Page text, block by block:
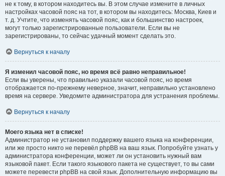
не к тому, в котором находитесь вы. В этом случае измените в личных
настройках часовой пояс на тот, в котором вы находитесь: Москва, Киев и
т. д. Учтите, что изменять часовой пояс, как и большинство настроек,
могут только зарегистрированные пользователи. Если вы не
зарегистрированы, то сейчас удачный момент сделать это.
Вернуться к началу
Я изменил часовой пояс, но время всё равно неправильное!
Если вы уверены, что правильно указали часовой пояс, но время
отображается по-прежнему неверное, значит, неправильно установлено
время на сервере. Уведомите администратора для устранения проблемы.
Вернуться к началу
Моего языка нет в списке!
Администратор не установил поддержку вашего языка на конференции,
или же просто никто не перевёл phpBB на ваш язык. Попробуйте узнать у
администратора конференции, может ли он установить нужный вам
языковой пакет. Если такого языкового пакета не существует, то вы сами
можете перевести phpBB на свой язык. Дополнительную информацию вы